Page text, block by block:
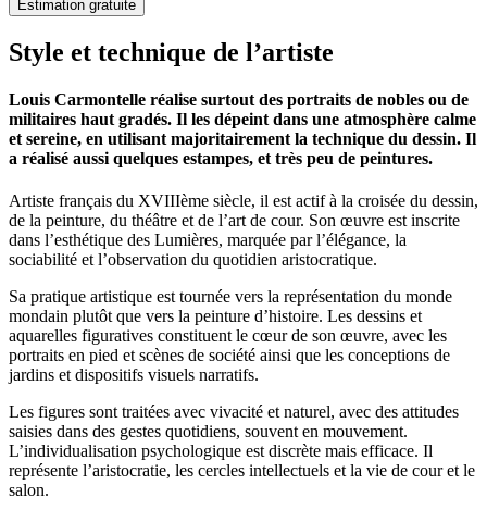
Estimation gratuite
Style et technique de l’artiste
Louis Carmontelle réalise surtout des portraits de nobles ou de
militaires haut gradés. Il les dépeint dans une atmosphère calme
et sereine, en utilisant majoritairement la technique du dessin. Il
a réalisé aussi quelques estampes, et très peu de peintures.
Artiste français du XVIIIème siècle, il est actif à la croisée du dessin,
de la peinture, du théâtre et de l’art de cour. Son œuvre est inscrite
dans l’esthétique des Lumières, marquée par l’élégance, la
sociabilité et l’observation du quotidien aristocratique.
Sa pratique artistique est tournée vers la représentation du monde
mondain plutôt que vers la peinture d’histoire. Les dessins et
aquarelles figuratives constituent le cœur de son œuvre, avec les
portraits en pied et scènes de société ainsi que les conceptions de
jardins et dispositifs visuels narratifs.
Les figures sont traitées avec vivacité et naturel, avec des attitudes
saisies dans des gestes quotidiens, souvent en mouvement.
L’individualisation psychologique est discrète mais efficace. Il
représente l’aristocratie, les cercles intellectuels et la vie de cour et le
salon.